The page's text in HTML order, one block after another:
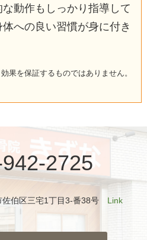
動作もしっかり指導して
への良い習慣が身に付き
果を保証するものではありません。
2725
佐伯区三宅1丁目3-番38号 Link